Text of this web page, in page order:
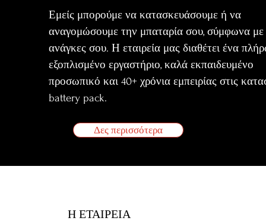
Εμείς μπορούμε να κατασκευάσουμε ή να
αναγομώσουμε την μπαταρία σου, σύμφωνα με
ανάγκες σου. Η εταιρεία μας διαθέτει ένα
εξοπλισμένο εργαστήριο, καλά εκπαιδευμένο
προσωπικό και 40+ χρόνια εμπειρίας στις
battery pack.
Δες περισσότερα
Η ΕΤΑΙΡΕΙΑ